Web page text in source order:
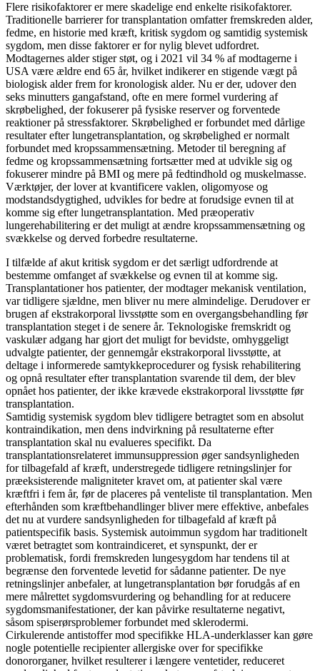
Flere risikofaktorer er mere skadelige end enkelte risikofaktorer.
Traditionelle barrierer for transplantation omfatter fremskreden alder,
fedme, en historie med kræft, kritisk sygdom og samtidig systemisk
sygdom, men disse faktorer er for nylig blevet udfordret.
Modtagernes alder stiger støt, og i 2021 vil 34 % af modtagerne i
USA være ældre end 65 år, hvilket indikerer en stigende vægt på
biologisk alder frem for kronologisk alder. Nu er der, udover den
seks minutters gangafstand, ofte en mere formel vurdering af
skrøbelighed, der fokuserer på fysiske reserver og forventede
reaktioner på stressfaktorer. Skrøbelighed er forbundet med dårlige
resultater efter lungetransplantation, og skrøbelighed er normalt
forbundet med kropssammensætning. Metoder til beregning af
fedme og kropssammensætning fortsætter med at udvikle sig og
fokuserer mindre på BMI og mere på fedtindhold og muskelmasse.
Værktøjer, der lover at kvantificere vaklen, oligomyose og
modstandsdygtighed, udvikles for bedre at forudsige evnen til at
komme sig efter lungetransplantation. Med præoperativ
lungerehabilitering er det muligt at ændre kropssammensætning og
svækkelse og derved forbedre resultaterne.
I tilfælde af akut kritisk sygdom er det særligt udfordrende at
bestemme omfanget af svækkelse og evnen til at komme sig.
Transplantationer hos patienter, der modtager mekanisk ventilation,
var tidligere sjældne, men bliver nu mere almindelige. Derudover er
brugen af ​​ekstrakorporal livsstøtte som en overgangsbehandling før
transplantation steget i de senere år. Teknologiske fremskridt og
vaskulær adgang har gjort det muligt for bevidste, omhyggeligt
udvalgte patienter, der gennemgår ekstrakorporal livsstøtte, at
deltage i informerede samtykkeprocedurer og fysisk rehabilitering
og opnå resultater efter transplantation svarende til dem, der blev
opnået hos patienter, der ikke krævede ekstrakorporal livsstøtte før
transplantation.
Samtidig systemisk sygdom blev tidligere betragtet som en absolut
kontraindikation, men dens indvirkning på resultaterne efter
transplantation skal nu evalueres specifikt. Da
transplantationsrelateret immunsuppression øger sandsynligheden
for tilbagefald af kræft, understregede tidligere retningslinjer for
præeksisterende maligniteter kravet om, at patienter skal være
kræftfri i fem år, før de placeres på venteliste til transplantation. Men
efterhånden som kræftbehandlinger bliver mere effektive, anbefales
det nu at vurdere sandsynligheden for tilbagefald af kræft på
patientspecifik basis. Systemisk autoimmun sygdom har traditionelt
været betragtet som kontraindiceret, et synspunkt, der er
problematisk, fordi fremskreden lungesygdom har tendens til at
begrænse den forventede levetid for sådanne patienter. De nye
retningslinjer anbefaler, at lungetransplantation bør forudgås af en
mere målrettet sygdomsvurdering og behandling for at reducere
sygdomsmanifestationer, der kan påvirke resultaterne negativt,
såsom spiserørsproblemer forbundet med sklerodermi.
Cirkulerende antistoffer mod specifikke HLA-underklasser kan gøre
nogle potentielle recipienter allergiske over for specifikke
donororganer, hvilket resulterer i længere ventetider, reduceret